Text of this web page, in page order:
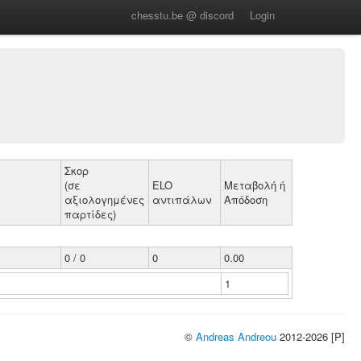
chesstu.be @ discord Login
Σκορ
(σε
αξιολογημένες
παρτίδες)
ELO
αντιπάλων
Μεταβολή ή
Απόδοση
0 / 0 0
0.00
1
© Andreas Andreou 2012-2026 [P]